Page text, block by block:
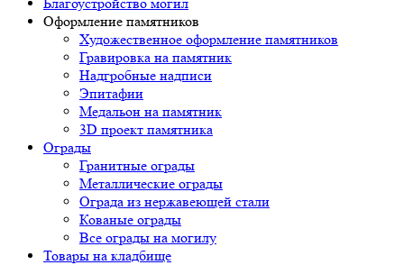
Оформление памятников
Художественное оформление памятников
Гравировка на памятник
Надгробные надписи
Эпитафии
Медальон на памятник
3D проект памятника
Ограды
Гранитные ограды
Металлические ограды
Ограда из нержавеющей стали
Кованые ограды
Все ограды на могилу
Товары на кладбище